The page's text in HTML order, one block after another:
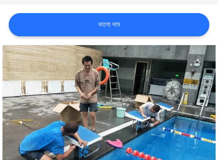
NEWS
সাইট
ম্যাপ
PRIVACY
POLICY
ভালো দাম